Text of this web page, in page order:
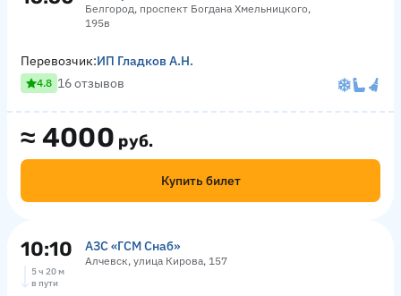
Белгород, проспект Богдана Хмельницкого,
195в
≈ 4000 руб.
Купить билет
Перевозчик:ИП Гладков А.Н.
4.8 16 отзывов
10:10 АЗС «ГСМ Снаб»
Алчевск, улица Кирова, 157
5 ч 20 м
в пути